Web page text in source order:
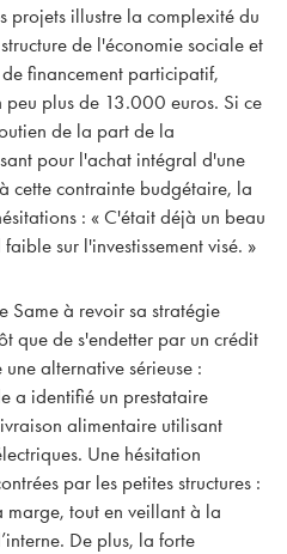
projets illustre la complexité du
de l'économie sociale et
financement participatif,
peu plus de 13.000 euros. Si ce
de la part de la
pour l'achat intégral d'une
cette contrainte budgétaire, la
: « C'était déjà un beau
sur l'investissement visé. »
Same à revoir sa stratégie
que de s'endetter par un crédit
alternative sérieuse :
a identifié un prestataire
alimentaire utilisant
Une hésitation
par les petites structures :
marge, tout en veillant à la
De plus, la forte